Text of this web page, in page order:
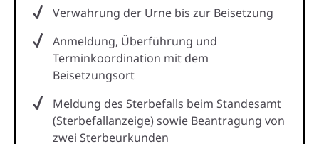
Verwahrung der Urne bis zur Beisetzung
Anmeldung, Überführung und
Terminkoordination mit dem
Beisetzungsort
Meldung des Sterbefalls beim Standesamt
(Sterbefallanzeige) sowie Beantragung von
zwei Sterbeurkunden